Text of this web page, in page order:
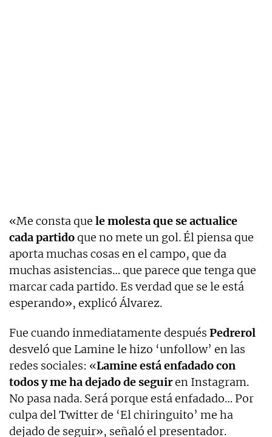
«Me consta que le molesta que se actualice
cada partidoque no mete un gol. Él piensa que
aporta muchas cosas en el campo, que da
muchas asistencias… que parece que tenga que
marcar cada partido. Es verdad que se le está
esperando», explicó Álvarez.
Fue cuando inmediatamente después Pedrerol
desveló que Lamine le hizo ‘unfollow’ en las
redes sociales: «Lamine está enfadado con
todos y me ha dejado de seguiren Instagram.
No pasa nada. Será porque está enfadado… Por
culpa del Twitter de ‘El chiringuito’ me ha
dejado de seguir», señaló el presentador.